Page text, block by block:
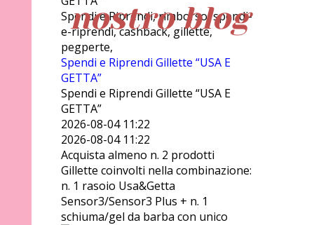
nostro blog
Spendi e Riprendi, rimborso, spendi-
e-riprendi, cashback, gillette,
pegperte,
Spendi e Riprendi Gillette “USA E
GETTA”
Spendi e Riprendi Gillette “USA E
GETTA”
2026-08-04 11:22
2026-08-04 11:22
Acquista almeno n. 2 prodotti
Gillette coinvolti nella combinazione:
n. 1 rasoio Usa&Getta
Sensor3/Sensor3 Plus + n. 1
schiuma/gel da barba con unico